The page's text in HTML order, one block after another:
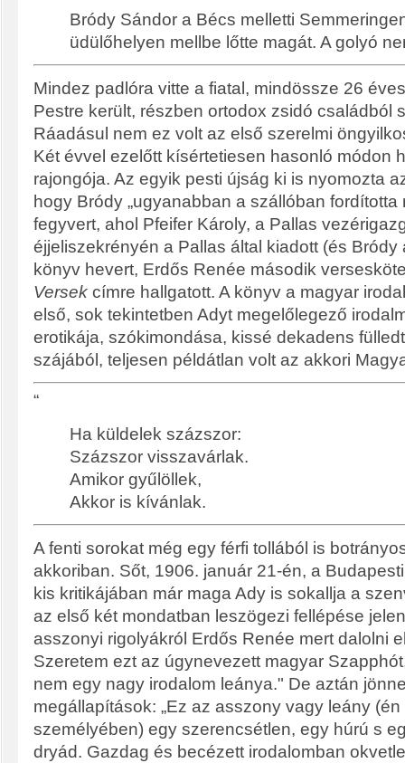
Bródy Sándor a Bécs melletti
üdülőhelyen mellbe lőtte magát. A golyó
Mindez padlóra vitte a fiatal, mindössze 26
Pestre került, részben ortodox zsidó családból
Ráadásul nem ez volt az első szerelmi
Két évvel ezelőtt kísértetiesen hasonló módon
rajongója. Az egyik pesti újság ki is nyomozta
hogy Bródy „ugyanabban a szállóban fordította
fegyvert, ahol Pfeifer Károly, a Pallas
éjjeliszekrényén a Pallas által kiadott (és Bródy
könyv hevert, Erdős Renée második
Versek címre hallgatott. A könyv a magyar
első, sok tekintetben Adyt megelőlegező
erotikája, szókimondása, kissé dekadens
szájából, teljesen példátlan volt az akkori
“
Ha küldelek százszor:
Százszor visszavárlak.
Amikor gyűlöllek,
Akkor is kívánlak.
A fenti sorokat még egy férfi tollából is
akkoriban. Sőt, 1906. január 21-én, a
kis kritikájában már maga Ady is sokallja a
az első két mondatban leszögezi fellépése
asszonyi rigolyákról Erdős Renée mert dalolni
Szeretem ezt az úgynevezett magyar
nem egy nagy irodalom leánya." De aztán
megállapítások: „Ez az asszony vagy leány
személyében) egy szerencsétlen, egy húrú s
dryád. Gazdag és becézett irodalomban